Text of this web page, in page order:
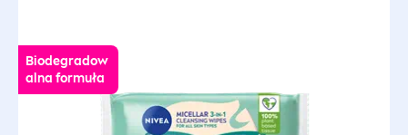
Z naturalnymi olejkami
Zapach kremu NIVEA
Biodegradow
alna formuła